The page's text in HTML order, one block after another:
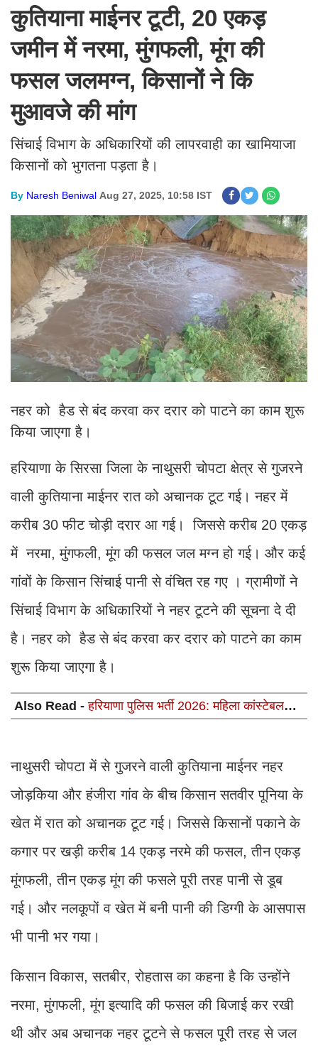
कुतियाना माईनर टूटी, 20 एकड़
जमीन में नरमा, मुंगफली, मूंग की
फसल जलमग्न, किसानों ने कि
मुआवजे की मांग
सिंचाई विभाग के अधिकारियों की लापरवाही का खामियाजा
किसानों को भुगतना पड़ता है।
By Naresh Beniwal Aug 27, 2025, 10:58 IST
नहर को हैड से बंद करवा कर दरार को पाटने का काम शुरू
किया जाएगा है।
हरियाणा के सिरसा जिला के नाथुसरी चोपटा क्षेत्र से गुजरने
वाली कुतियाना माईनर रात को अचानक टूट गई। नहर में
करीब 30 फीट चोड़ी दरार आ गई। जिससे करीब 20 एकड़
में नरमा, मुंगफली, मूंग की फसल जल मग्न हो गई। और कई
गांवों के किसान सिंचाई पानी से वंचित रह गए । ग्रामीणों ने
सिंचाई विभाग के अधिकारियों ने नहर टूटने की सूचना दे दी
है। नहर को हैड से बंद करवा कर दरार को पाटने का काम
शुरू किया जाएगा है।
Also Read -हरियाणा पुलिस भर्ती 2026: महिला कांस्टेबल
PMT लिस्ट और PST शेड्यूल जारी
नाथुसरी चोपटा में से गुजरने वाली कुतियाना माईनर नहर
जोड़किया और हंजीरा गांव के बीच किसान सतवीर पूनिया के
खेत में रात को अचानक टूट गई। जिससे किसानों पकाने के
कगार पर खड़ी करीब 14 एकड़ नरमे की फसल, तीन एकड़
मूंगफली, तीन एकड़ मूंग की फसले पूरी तरह पानी से डूब
गई। और नलकूपों व खेत में बनी पानी की डिग्गी के आसपास
भी पानी भर गया।
किसान विकास, सतबीर, रोहतास का कहना है कि उन्होंने
नरमा, मुंगफली, मूंग इत्यादि की फसल की बिजाई कर रखी
थी और अब अचानक नहर टूटने से फसल पूरी तरह से जल